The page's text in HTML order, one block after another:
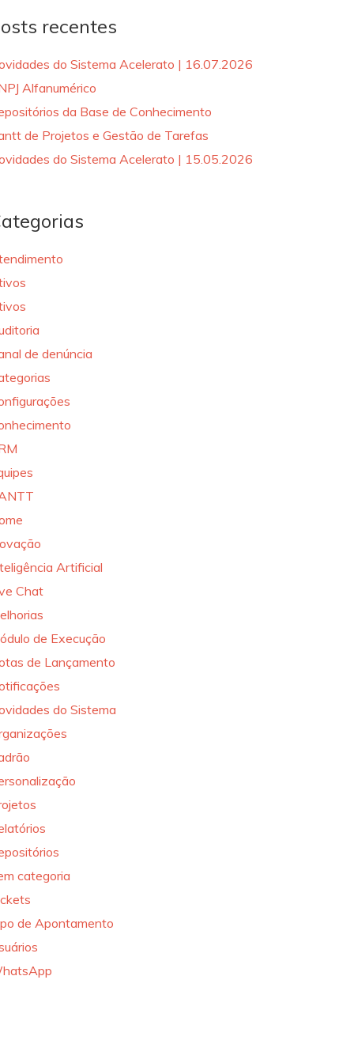
recentes
do Sistema Acelerato | 16.07.2026
Alfanumérico
da Base de Conhecimento
de Projetos e Gestão de Tarefas
do Sistema Acelerato | 15.05.2026
de denúncia
Artificial
Chat
de Execução
de Lançamento
do Sistema
categoria
de Apontamento